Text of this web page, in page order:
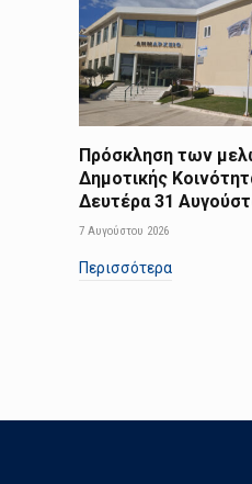
Πρόσκληση των
Δημοτικής
Δευτέρα 31
7 Αυγούστου 2026
Περισσότερα